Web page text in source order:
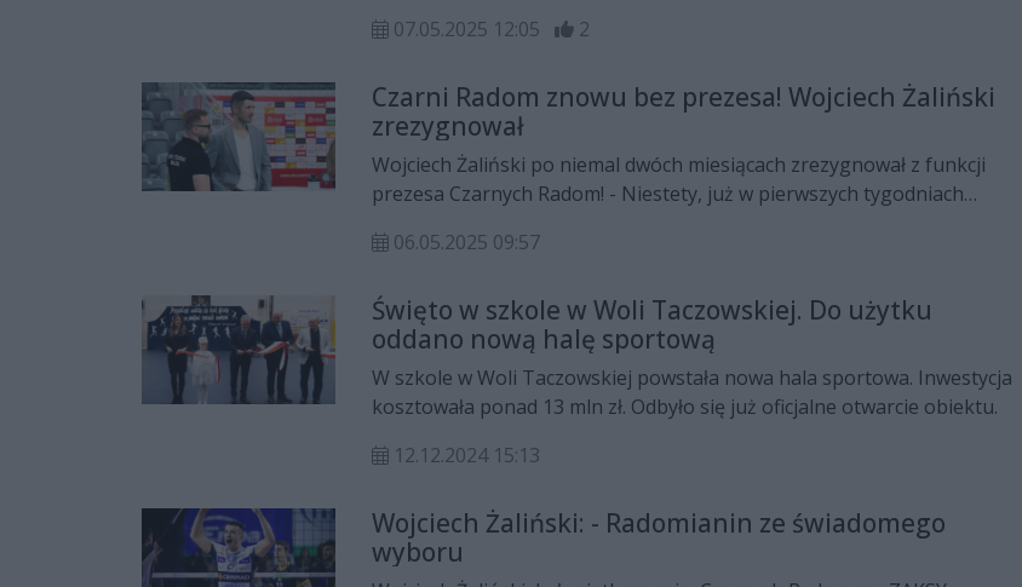
przyszłość przed Czarnymi? - Na pewno spółkę trzeba dokapitalizować i
07.05.2025 12:05 2
Czarni Radom znowu bez prezesa! Wojciech Żaliński
zrezygnował
Wojciech Żaliński po niemal dwóch miesiącach zrezygnował z funkcji
prezesa Czarnych Radom! - Niestety, już w pierwszych tygodniach
otrzymałem w momencie powołania mnie na to stanowisko - napisał w
06.05.2025 09:57
Święto w szkole w Woli Taczowskiej. Do użytku
oddano nową halę sportową
W szkole w Woli Taczowskiej powstała nowa hala sportowa. Inwestycja
kosztowała ponad 13 mln zł. Odbyło się już oficjalne otwarcie obiektu.
12.12.2024 15:13
Wojciech Żaliński: - Radomianin ze świadomego
wyboru